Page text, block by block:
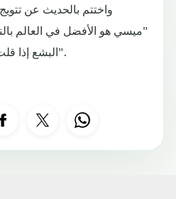
واختتم بالحديث عن
"ميسي هو الأفضل في العالم
البشع إذا قلت إن مودريتش لا يستحقها".